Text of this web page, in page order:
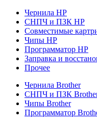
Чернила HP
СНПЧ и ПЗК HP
Совместимые
Чипы HP
Программатор HP
Заправка и
Прочее
Чернила Brother
СНПЧ и ПЗК
Чипы Brother
Программатор